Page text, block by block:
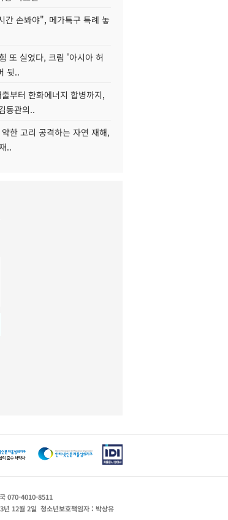
간 손봐야", 메가특구 특례 놓
또 실었다, 크림 '아시아 허
뒷..
부터 한화에너지 합병까지,
동관의..
한 고리 공격하는 자연 재해,
..
070-4010-8511
년 12월 2일 청소년보호책임자 : 박상유